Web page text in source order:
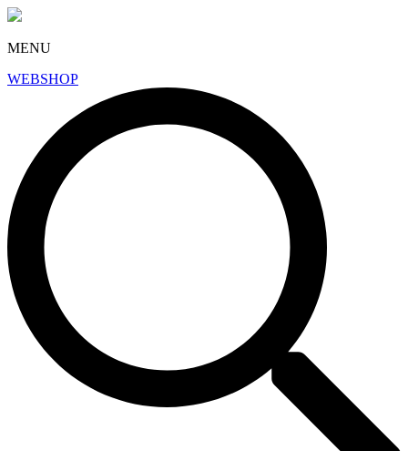
MENU
WEBSHOP